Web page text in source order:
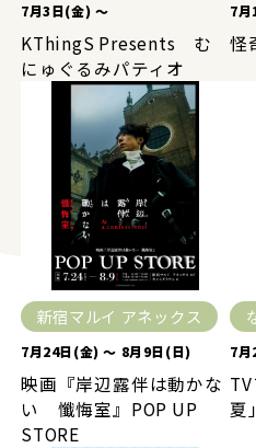
7月3日(金) ～
KThingS Presents む
にゅぐるみパティオ
7
怪
新宿マルイ アネックス
7月24日(金) ～ 8月9日(日)
映画『岸辺露伴は動かな
い 懺悔室』POP UP
STORE
7
夏